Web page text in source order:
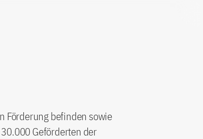
Förderung befinden sowie
Geförderten der